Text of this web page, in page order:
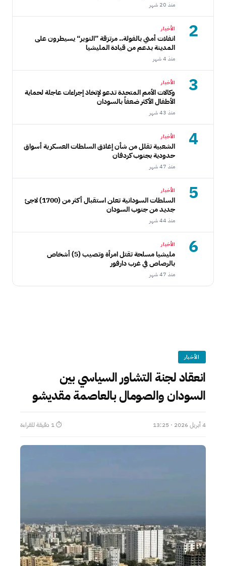
منذ 20 شهر
2 الأخبار
انفلات أمني بالفولة.. مرتزقة ”النوير“ يسيطرون على
المدينة بدعم من قيادة المليشيا
منذ 4 شهر
3 الأخبار
وكالات الأمم المتحدة تدعو لإتخاذ إجراءات عاجلة لحماية
الأطفال الأكثر ضعفاً بالسودان
منذ 43 شهر
4 الأخبار
الشعبية تقلل من شأن إغلاق السلطات العسكرية أسواق
حدودية بجنوب كردفان
منذ 47 شهر
5 الأخبار
السلطات السودانية تعلن استقبال أكثر من (1700) لاجئ
جديد من جنوب السودان
منذ 44 شهر
6 الأخبار
مليشيا مسلحة تقتل امرأة وتصيب (5) أشخاص
بالرصاص في غرب دارفور
منذ 47 شهر
الأخبار
انعقاد لجنة التشاور السياسي بين
السودان والصومال بالعاصمة مقديشو
4 أبريل 2026 · 13:25 ⏱ 1 دقيقة للقراءة